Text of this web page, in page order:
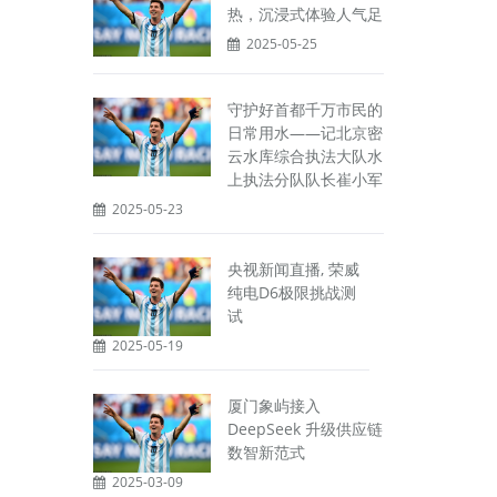
热，沉浸式体验人气足
2025-05-25
守护好首都千万市民的
日常用水——记北京密
云水库综合执法大队水
上执法分队队长崔小军
2025-05-23
央视新闻直播, 荣威
纯电D6极限挑战测
试
2025-05-19
厦门象屿接入
DeepSeek 升级供应链
数智新范式
2025-03-09